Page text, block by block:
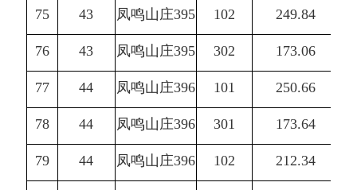
75 43 凤鸣山庄395 102 249.84
76 43 凤鸣山庄395 302 173.06
77 44 凤鸣山庄396 101 250.66
78 44 凤鸣山庄396 301 173.64
79 44 凤鸣山庄396 102 212.34